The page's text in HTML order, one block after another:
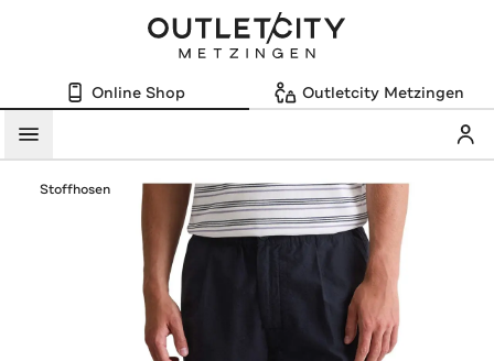
Online Shop Outletcity Metzingen
Menü
Stoffhosen